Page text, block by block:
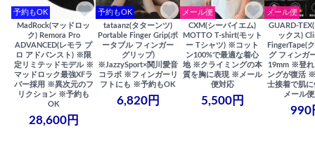
予約もOK
MadRock(マッドロッ
ク) Remora Pro
ADVANCED(レモラ プ
ロ アドバンスト) ※限
定リミテッドモデル ※
マッドロック最強XFラ
バー採用 ※異次元のフ
リクション ※予約も
OK
28,600円
予約もOK
tataanz(タターンツ)
Portable Finger Grip(ポ
ータブル フィンガー
グリップ)
※JazzySport×関川愛音
コラボ ※フィンガーリ
フトにも ※予約もOK
6,820円
メール便
CXM(シーバイエム)
MOTTO T-shirt(モット
ー Tシャツ) ※コット
ン100%で最適な着心
地 ※クライミングの本
質を胸に表現 ※メール
便対応
5,500円
メール便
GUARD-
ックス)
FingerTape(
グ フィンガ
19mm ※登れ
ングが復活
士接着で肌
メール
990